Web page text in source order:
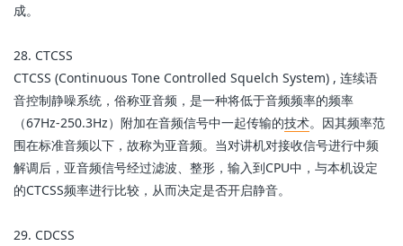
成。
28. CTCSS
CTCSS (Continuous Tone Controlled Squelch System) , 连续语
音控制静噪系统，俗称亚音频，是一种将低于音频频率的频率
（67Hz-250.3Hz）附加在音频信号中一起传输的技术。因其频率范
围在标准音频以下，故称为亚音频。当对讲机对接收信号进行中频
解调后，亚音频信号经过滤波、整形，输入到CPU中，与本机设定
的CTCSS频率进行比较，从而决定是否开启静音。
29. CDCSS